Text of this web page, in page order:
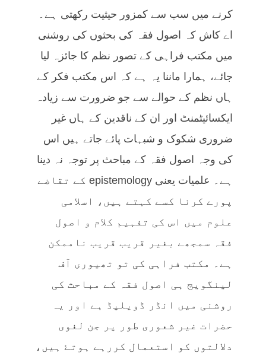
کرنے میں سب سے کمزور حیثیت رکھتی ہے۔
اے کاش کہ اصول فقہ کی بحثوں کی روشنی
میں مکتب فراہی کے تصور نظم کا جائزہ لیا
جائے، ہمارا ماننا یہ ہے کہ اس مکتب فکر کے
ہاں نظم کے حوالے سے جو ضرورت سے زیادہ
ایکسائیٹمنٹ اور ان کے ناقدین کے ہاں غیر
ضروری شکوک و شبہات پائے جاتے ہیں اس
کی وجہ اصول فقہ کے مباحث پر توجہ نہ دینا
ہے۔ علمیات یعنی epistemology کے تقاضے
پورے کرنا کسے کہتے ہیں، اسلامی
علوم میں اس کی تفہیم کلام و اصول
فقہ سمجھے بغیر قریب قریب ناممکن
ہے۔ مکتب فراہی کی تو تھیوری آف
لینگویج ہی اصول فقہ کے مباحث کی
روشنی میں انڈر ڈویلپڈ ہے اور یہ
حضرات غیر شعوری طور پر جن لغوی
دلالتوں کو استعمال کررہے ہوتۓ ہیں،